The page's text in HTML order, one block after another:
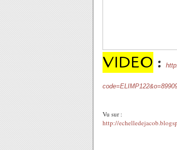
VIDEO :
Vu sur :
http://